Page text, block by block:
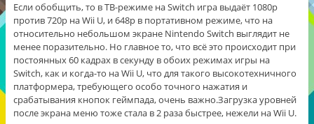
Если обобщить, то в ТВ-режиме на Switch игра выдаёт 1080p
против 720p на Wii U, и 648p в портативном режиме, что на
относительно небольшом экране Nintendo Switch выглядит не
менее поразительно. Но главное то, что всё это происходит при
постоянных 60 кадрах в секунду в обоих режимах игры на
Switch, как и когда-то на Wii U, что для такого высокотехничного
платформера, требующего особо точного нажатия и
срабатывания кнопок геймпада, очень важно.Загрузка уровней
после экрана меню тоже стала в 2 раза быстрее, нежели на Wii U.